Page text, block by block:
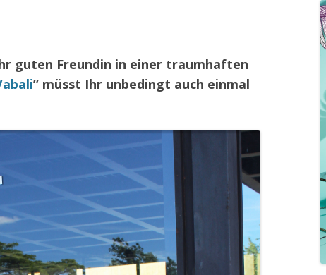
guten Freundin in einer traumhaften
” müsst Ihr unbedingt auch einmal